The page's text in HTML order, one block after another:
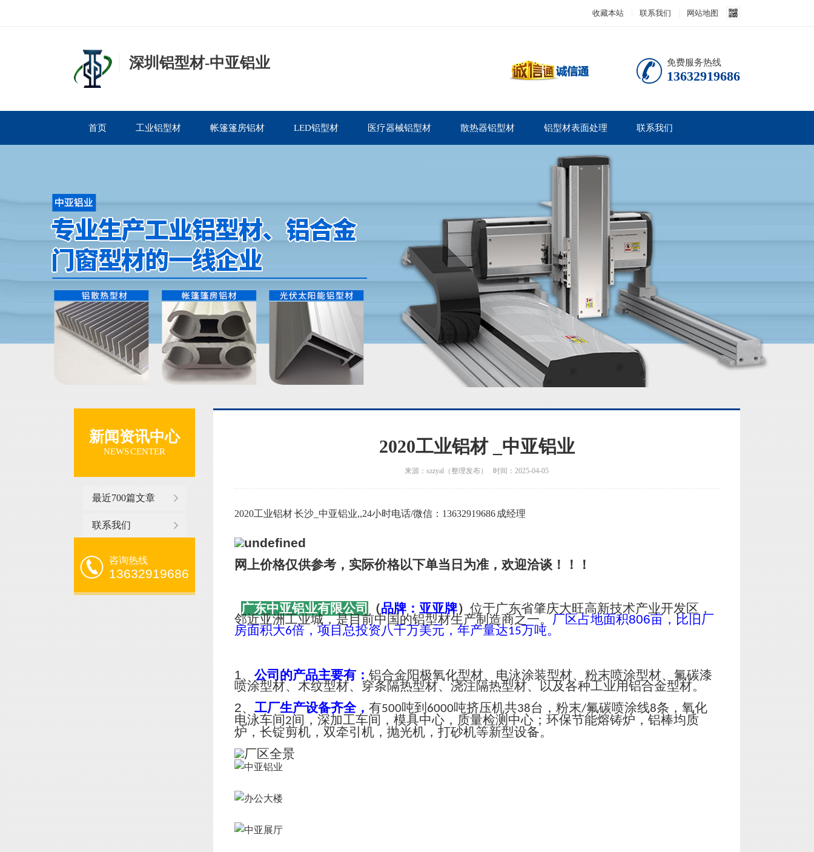
收藏本站 联系我们 网站地图
深圳铝型材-中亚铝业 免费服务热线
13632919686
首页 工业铝型材 帐篷篷房铝材 LED铝型材 医疗器械铝型材 散热器铝型材 铝型材表面处理 联系我们
新闻资讯中心
NEWS CENTER
最近700篇文章
联系我们
咨询热线
13632919686
2020工业铝材 _中亚铝业
来源：szzyal（整理发布） 时间：2025-04-05
2020工业铝材 长沙_中亚铝业,,24小时电话/微信：13632919686 成经理
网上价格仅供参考，实际价格以下单当日为准，欢迎洽谈！！！
广东中亚铝业有限公司 （品牌：亚亚牌） 位于广东省肇庆大旺高新技术产业开发区，
邻近亚洲工业城，是目前中国的铝型材生产制造商之一。 厂区占地面积806亩，比旧厂
房面积大6倍，项目总投资八千万美元，年产量达15万吨。
1、 公司的产品主要有： 铝合金阳极氧化型材、电泳涂装型材、粉末喷涂型材、氟碳漆
喷涂型材、木纹型材、穿条隔热型材、浇注隔热型材、以及各种工业用铝合金型材。
2、 工厂生产设备齐全， 有500吨到 6000吨挤压机共38台，粉末/氟碳喷涂线8条，氧化
电泳车间2间，深加工车间，模具中心，质量检测中心；环保节能熔铸炉，铝棒均质
炉，长锭剪机，双牵引机，抛光机，打砂机等新型设备。